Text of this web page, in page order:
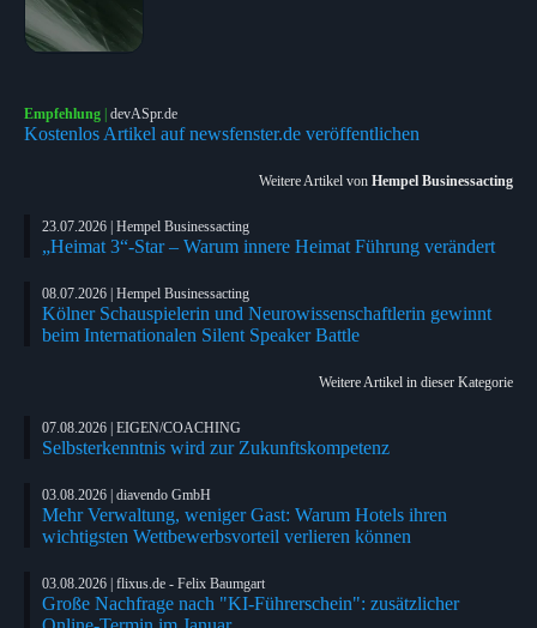
Empfehlung | devASpr.de
Kostenlos Artikel auf newsfenster.de veröffentlichen
Weitere Artikel von Hempel Businessacting
23.07.2026 | Hempel Businessacting
„Heimat 3“-Star – Warum innere Heimat Führung verändert
08.07.2026 | Hempel Businessacting
Kölner Schauspielerin und Neurowissenschaftlerin gewinnt
beim Internationalen Silent Speaker Battle
Weitere Artikel in dieser Kategorie
07.08.2026 | EIGEN/COACHING
Selbsterkenntnis wird zur Zukunftskompetenz
03.08.2026 | diavendo GmbH
Mehr Verwaltung, weniger Gast: Warum Hotels ihren
wichtigsten Wettbewerbsvorteil verlieren können
03.08.2026 | flixus.de - Felix Baumgart
Große Nachfrage nach "KI-Führerschein": zusätzlicher